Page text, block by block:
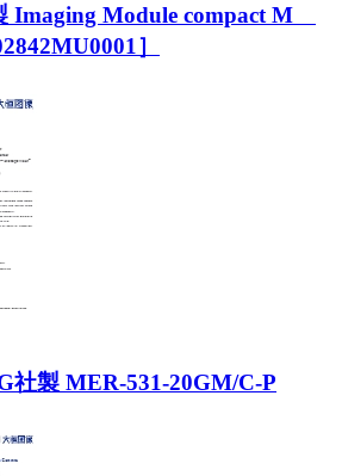
Imaging Module compact M
］
社製 MER-531-20GM/C-P